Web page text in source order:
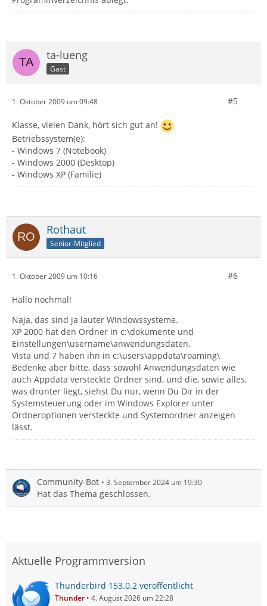
ta-lueng
Gast
1. Oktober 2009 um 09:48 #5
Klasse, vielen Dank, hört sich gut an!
Betriebssystem(e):
- Windows 7 (Notebook)
- Windows 2000 (Desktop)
- Windows XP (Familie)
Rothaut
Senior-Mitglied
1. Oktober 2009 um 10:16 #6
Hallo nochmal!
Naja, das sind ja lauter Windowssysteme.
XP 2000 hat den Ordner in c:\dokumente und
Einstellungen\username\anwendungsdaten.
Vista und 7 haben ihn in c:\users\appdata\roaming\
Bedenke aber bitte, dass sowohl Anwendungsdaten wie
auch Appdata versteckte Ordner sind, und die, sowie alles,
was drunter liegt, siehst Du nur, wenn Du Dir in der
Systemsteuerung oder im Windows Explorer unter
Ordneroptionen versteckte und Systemordner anzeigen
lässt.
Community-Bot 3. September 2024 um 19:30
Hat das Thema geschlossen.
Aktuelle Programmversion
Thunderbird 153.0.2 veröffentlicht
Thunder 4. August 2026 um 22:28